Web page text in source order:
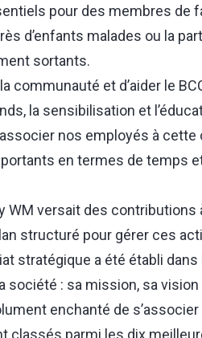
pour des membres de
d’enfants malades ou la
sortants.
communauté et d’aider le
la sensibilisation et
nos employés à cette
en termes de temps
WM versait des contributions
structuré pour gérer ces
stratégique a été établi
: sa mission, sa
enchanté de s’associer
classés parmi les dix